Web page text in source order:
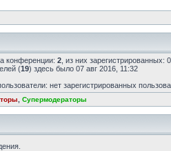
конференции: 2 , из них
(19) здесь было 07 авг 2016, 11:32
нет зарегистрированных
Супермодераторы